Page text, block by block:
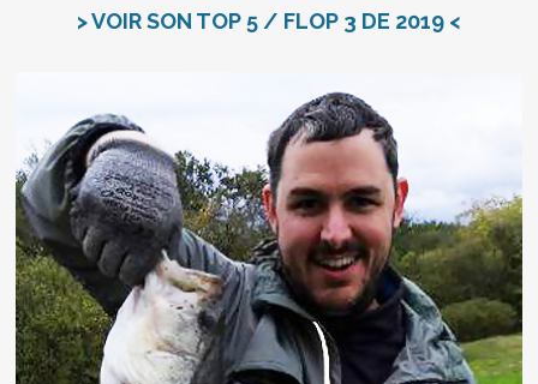
> VOIR SON TOP 5 / FLOP 3 DE 2019 <